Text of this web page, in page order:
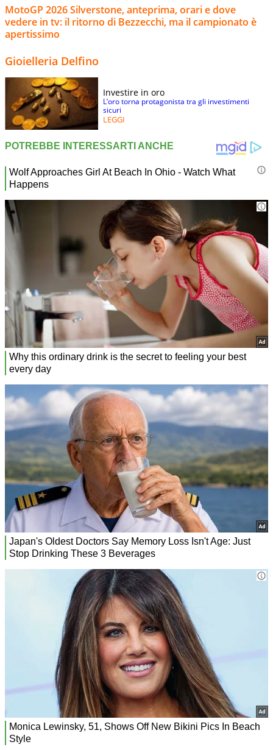
MotoGP 2026 Silverstone, anteprima, orari e dove
vedere in tv: il ritorno di Bezzecchi, ma il campionato è
apertissimo
Gioielleria Delfino
Investire in oro
L’oro torna protagonista tra gli investimenti
sicuri
LEGGI